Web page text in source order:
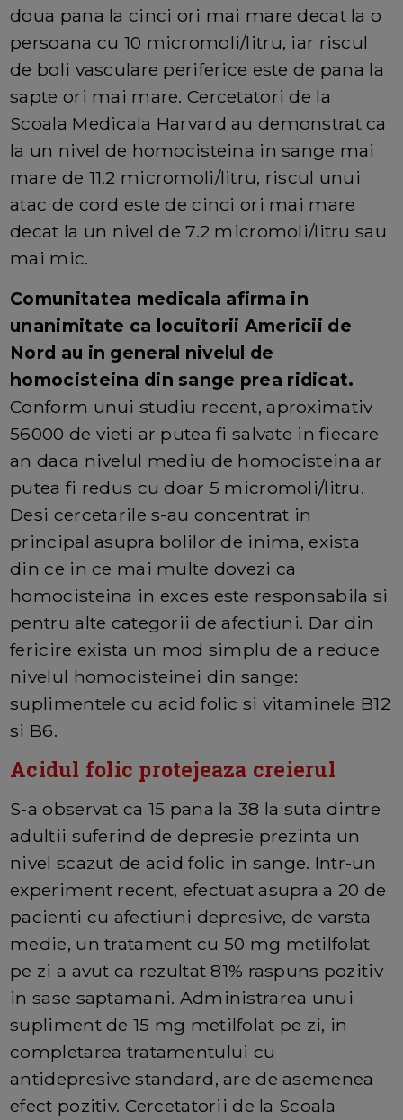
doua pana la cinci ori mai mare decat la o
persoana cu 10 micromoli/litru, iar riscul
de boli vasculare periferice este de pana la
sapte ori mai mare. Cercetatori de la
Scoala Medicala Harvard au demonstrat ca
la un nivel de homocisteina in sange mai
mare de 11.2 micromoli/litru, riscul unui
atac de cord este de cinci ori mai mare
decat la un nivel de 7.2 micromoli/litru sau
mai mic.
Comunitatea medicala afirma in
unanimitate ca locuitorii Americii de
Nord au in general nivelul de
homocisteina din sange prea ridicat.
Conform unui studiu recent, aproximativ
56000 de vieti ar putea fi salvate in fiecare
an daca nivelul mediu de homocisteina ar
putea fi redus cu doar 5 micromoli/litru.
Desi cercetarile s-au concentrat in
principal asupra bolilor de inima, exista
din ce in ce mai multe dovezi ca
homocisteina in exces este responsabila si
pentru alte categorii de afectiuni. Dar din
fericire exista un mod simplu de a reduce
nivelul homocisteinei din sange:
suplimentele cu acid folic si vitaminele B12
si B6.
Acidul folic protejeaza creierul
S-a observat ca 15 pana la 38 la suta dintre
adultii suferind de depresie prezinta un
nivel scazut de acid folic in sange. Intr-un
experiment recent, efectuat asupra a 20 de
pacienti cu afectiuni depresive, de varsta
medie, un tratament cu 50 mg metilfolat
pe zi a avut ca rezultat 81% raspuns pozitiv
in sase saptamani. Administrarea unui
supliment de 15 mg metilfolat pe zi, in
completarea tratamentului cu
antidepresive standard, are de asemenea
efect pozitiv. Cercetatorii de la Scoala